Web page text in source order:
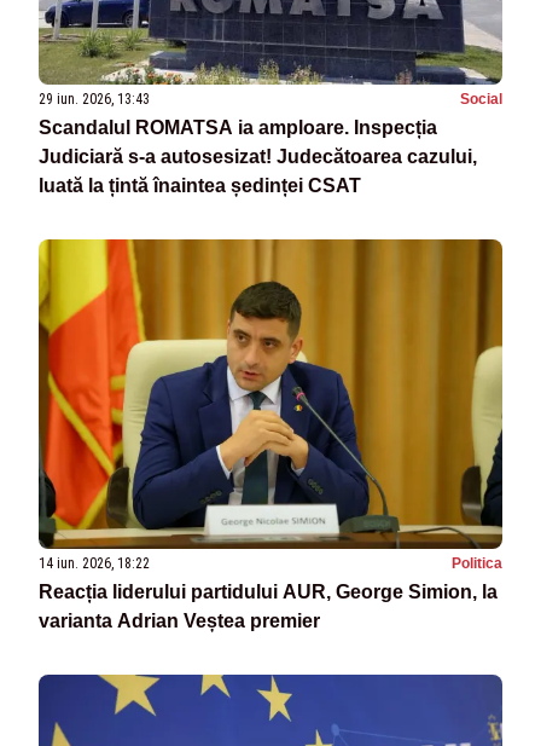
29 iun. 2026, 13:43 Social
Scandalul ROMATSA ia amploare. Inspecția
Judiciară s-a autosesizat! Judecătoarea cazului,
luată la țintă înaintea ședinței CSAT
14 iun. 2026, 18:22 Politica
Reacția liderului partidului AUR, George Simion, la
varianta Adrian Veștea premier